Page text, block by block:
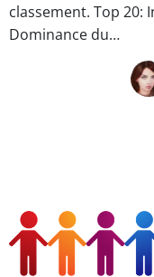
classement. Top 20:
Dominance du…